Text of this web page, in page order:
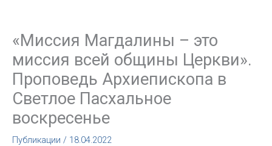
«Миссия Магдалины – это
миссия всей общины Церкви».
Проповедь Архиепископа в
Светлое Пасхальное
воскресенье
Публикации / 18.04.2022